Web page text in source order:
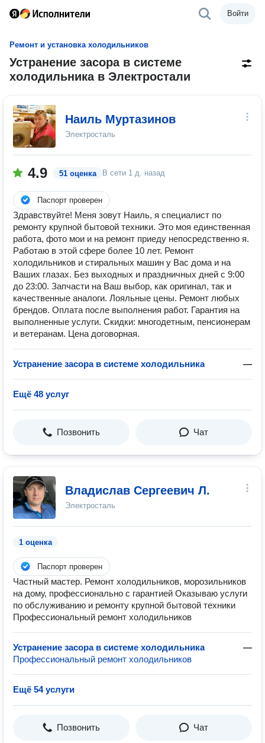
Войти
Ремонт и установка холодильников
Устранение засора в системе
холодильника в Электростали
Наиль Муртазинов
Электросталь
4.9 51 оценка В сети 1 д. назад
Паспорт проверен
Здравствуйте! Меня зовут Наиль, я специалист по
ремонту крупной бытовой техники. Это моя единственная
работа, фото мои и на ремонт приеду непосредственно я.
Работаю в этой сфере более 10 лет. Ремонт
холодильников и стиральных машин у Вас дома и на
Ваших глазах. Без выходных и праздничных дней с 9:00
до 23:00. Запчасти на Ваш выбор, как оригинал, так и
качественные аналоги. Лояльные цены. Ремонт любых
брендов. Оплата после выполнения работ. Гарантия на
выполненные услуги. Скидки: многодетным, пенсионерам
и ветеранам. Цена договорная.
Устранение засора в системе холодильника —
Ещё 48 услуг
Позвонить Чат
Владислав Сергеевич Л.
Электросталь
1 оценка
Паспорт проверен
Частный мастер. Ремонт холодильников, морозильников
на дому, профессионально с гарантией Оказываю услуги
по обслуживанию и ремонту крупной бытовой техники
Профессиональный ремонт холодильников
Устранение засора в системе холодильника
—
Профессиональный ремонт холодильников
Ещё 54 услуги
Позвонить Чат